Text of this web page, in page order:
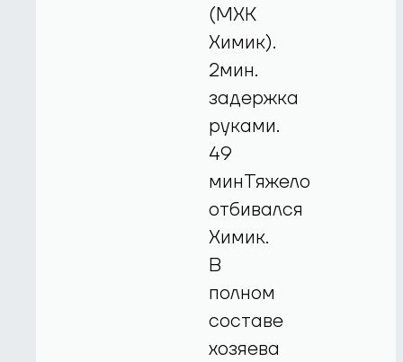
(МХК
Химик).
2мин.
задержка
руками.
49
минТяжело
отбивался
Химик.
В
полном
составе
хозяева